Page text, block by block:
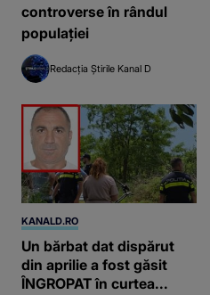
controverse în rândul
populației
Redacția Știrile Kanal D
KANALD.RO
Un bărbat dat dispărut
din aprilie a fost găsit
ÎNGROPAT în curtea...